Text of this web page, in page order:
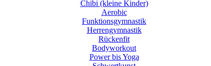
Chibi (kleine Kinder)
Aerobic
Funktionsgymnastik
Herrengymnastik
Rückenfit
Bodyworkout
Power bis Yoga